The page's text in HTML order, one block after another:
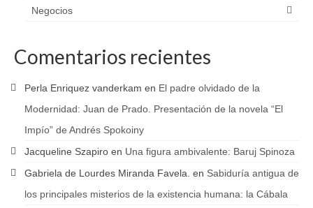
Negocios
Comentarios recientes
Perla Enriquez vanderkam en El padre olvidado de la
Modernidad: Juan de Prado. Presentación de la novela “El
Impío” de Andrés Spokoiny
Jacqueline Szapiro en Una figura ambivalente: Baruj Spinoza
Gabriela de Lourdes Miranda Favela. en Sabiduría antigua de
los principales misterios de la existencia humana: la Cábala